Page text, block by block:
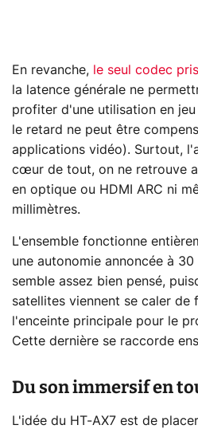
En revanche, le seul codec
la latence générale ne
profiter d'une utilisation en
le retard ne peut être
applications vidéo). Surtout,
cœur de tout, on ne retrouve
en optique ou HDMI ARC ni
millimètres.
L'ensemble fonctionne
une autonomie annoncée à
semble assez bien pensé,
satellites viennent se caler de
l'enceinte principale pour le
Cette dernière se raccorde
Du son immersif en
L'idée du HT-AX7 est de